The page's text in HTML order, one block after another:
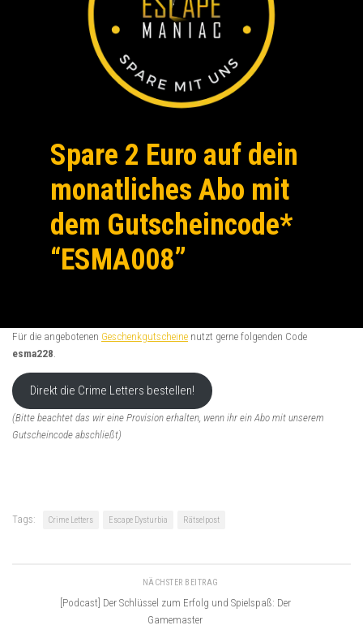
Spare 2 Euro auf dein
monatliches Abo mit
dem Gutscheincode*
“ESMA008”
Für die angebotenen Geschenkgutscheine nutzt gerne folgenden Code
esma228.
Direkt die Crime Letters bestellen!
(Bitte beachtet das wir eine Provision erhalten, wenn ihr ein Abo mit unserem
Gutscheincode abschließt)
Tags: Crime Letters Escape Dysturbia Rätselpost
NÄCHSTER BEITRAG
[Podcast] Der Schlüssel zum Erfolg und Spielspaß: Der
Gamemaster